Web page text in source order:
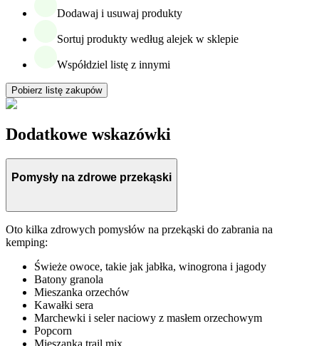
Dodawaj i usuwaj produkty
Sortuj produkty według alejek w sklepie
Współdziel listę z innymi
Pobierz listę zakupów
Dodatkowe wskazówki
Pomysły na zdrowe przekąski
Oto kilka zdrowych pomysłów na przekąski do zabrania na
kemping:
Świeże owoce, takie jak jabłka, winogrona i jagody
Batony granola
Mieszanka orzechów
Kawałki sera
Marchewki i seler naciowy z masłem orzechowym
Popcorn
Mieszanka trail mix